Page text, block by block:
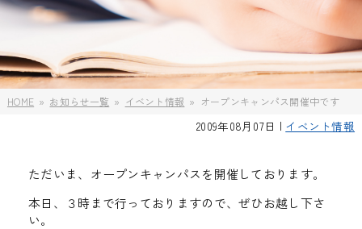
HOME お知らせ一覧 イベント情報 オープンキャンパス開催中です
2009年08月07日 | イベント情報
ただいま、オープンキャンパスを開催しております。
本日、３時まで行っておりますので、ぜひお越し下さ
い。